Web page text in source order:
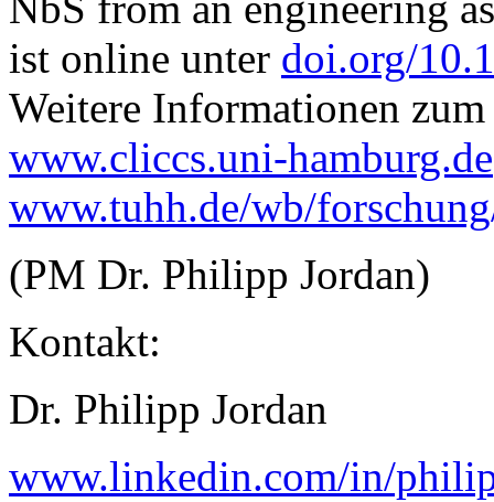
ist online unter doi.org/
Weitere Informationen
www.cliccs.uni-hamburg.de
www.tuhh.de/wb/
(PM Dr. Philipp Jordan)
Kontakt:
Dr. Philipp Jordan
www.linkedin.com/in/